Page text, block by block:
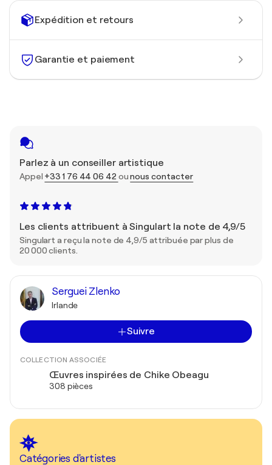
Expédition et retours
Garantie et paiement
Parlez à un conseiller artistique
Appel +33 1 76 44 06 42 ounous contacter
Les clients attribuent à Singulart la note de 4,9/5
Singulart a reçu la note de 4,9/5 attribuée par plus de
20 000 clients.
Serguei Zlenko
Irlande
Suivre
COLLECTION ASSOCIÉE
Œuvres inspirées de Chike Obeagu
308 pièces
Catégories d'artistes